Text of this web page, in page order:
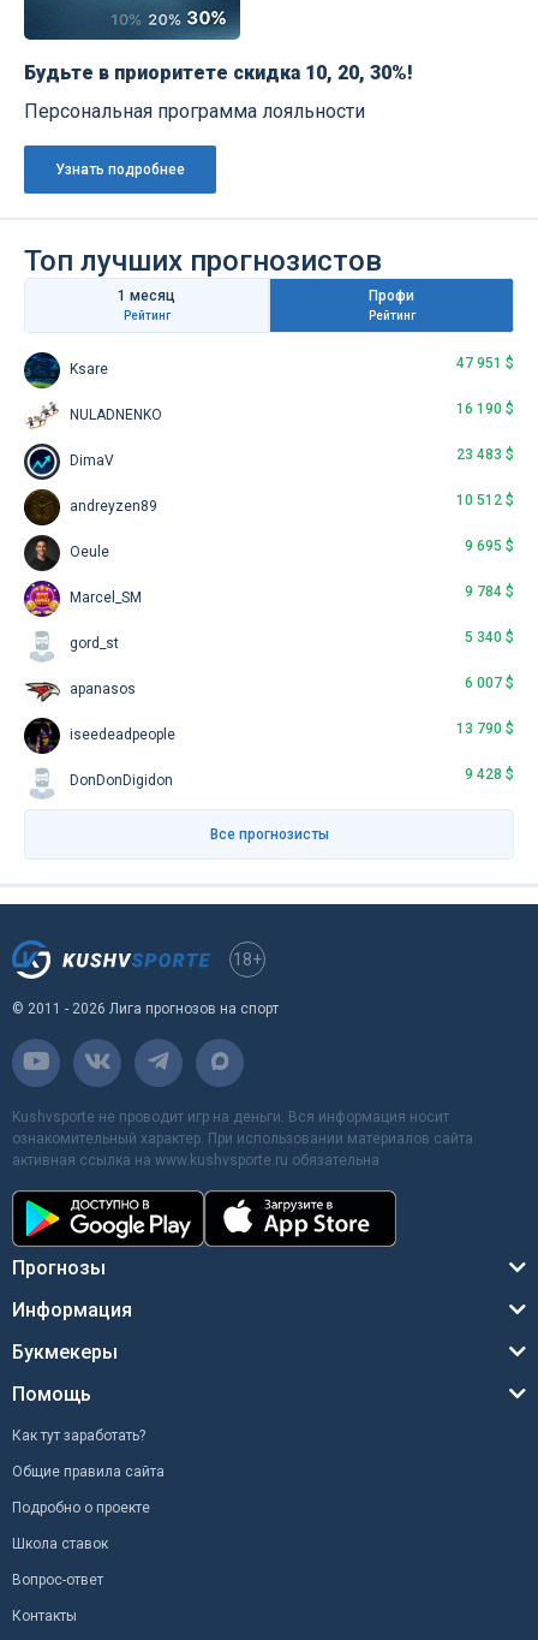
Будьте в приоритете скидка 10, 20, 30%!
Персональная программа лояльности
Узнать подробнее
Топ лучших прогнозистов
1 месяц
Рейтинг
Профи
Рейтинг
Ksare 47 951 $
NULADNENKO 16 190 $
DimaV 23 483 $
andreyzen89 10 512 $
Oeule 9 695 $
Marcel_SM 9 784 $
gord_st 5 340 $
apanasos 6 007 $
iseedeadpeople 13 790 $
DonDonDigidon 9 428 $
Все прогнозисты
18+
© 2011 - 2026 Лига прогнозов на спорт
Kushvsporte не проводит игр на деньги. Вся информация носит
ознакомительный характер. При использовании материалов сайта
активная ссылка на www.kushvsporte.ru обязательна
Прогнозы
Информация
Букмекеры
Помощь
Как тут заработать?
Общие правила сайта
Подробно о проекте
Школа ставок
Вопрос-ответ
Контакты